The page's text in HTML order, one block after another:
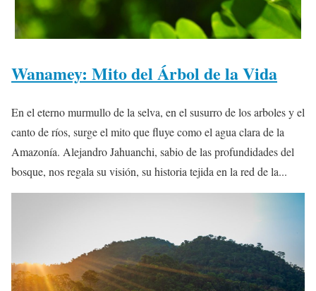
Wanamey: Mito del Árbol de la Vida
En el eterno murmullo de la selva, en el susurro de los arboles y el
canto de ríos, surge el mito que fluye como el agua clara de la
Amazonía. Alejandro Jahuanchi, sabio de las profundidades del
bosque, nos regala su visión, su historia tejida en la red de la...